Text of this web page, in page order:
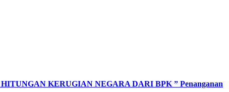
KERUGIAN NEGARA DARI BPK ” Penanganan